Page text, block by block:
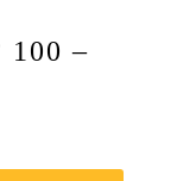
100 –